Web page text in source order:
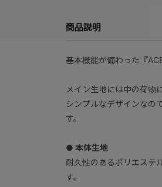
商品説明
基本機能が備わった『
メイン生地には中の荷物
シンプルなデザインなの
す。
● 本体生地
耐久性のあるポリエステ
す。